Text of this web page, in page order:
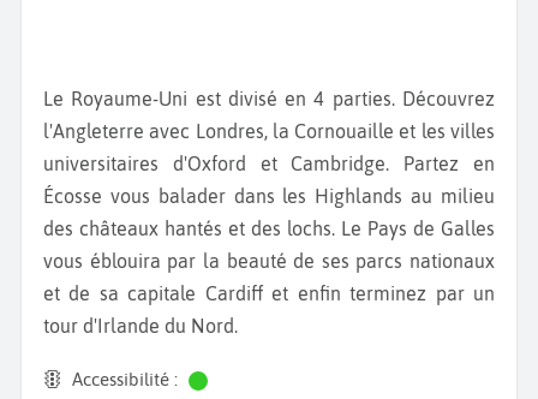
Le Royaume-Uni est divisé en 4 parties. Découvrez
l'Angleterre avec Londres, la Cornouaille et les villes
universitaires d'Oxford et Cambridge. Partez en
Écosse vous balader dans les Highlands au milieu
des châteaux hantés et des lochs. Le Pays de Galles
vous éblouira par la beauté de ses parcs nationaux
et de sa capitale Cardiff et enfin terminez par un
tour d'Irlande du Nord.
Accessibilité :